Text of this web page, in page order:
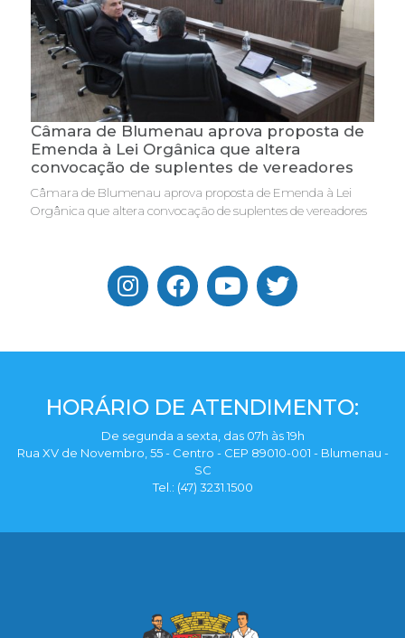
Câmara de Blumenau aprova proposta de
Emenda à Lei Orgânica que altera
convocação de suplentes de vereadores
Câmara de Blumenau aprova proposta de Emenda à Lei
Orgânica que altera convocação de suplentes de vereadores
HORÁRIO DE ATENDIMENTO:
De segunda a sexta, das 07h às 19h
Rua XV de Novembro, 55 - Centro - CEP 89010-001 - Blumenau -
SC
Tel.: (47) 3231.1500